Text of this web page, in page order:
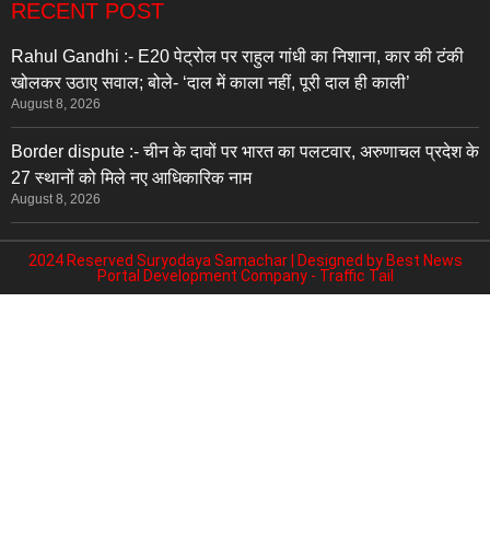
RECENT POST
Rahul Gandhi :- E20 पेट्रोल पर राहुल गांधी का निशाना, कार की टंकी
खोलकर उठाए सवाल; बोले- ‘दाल में काला नहीं, पूरी दाल ही काली’
August 8, 2026
Border dispute :- चीन के दावों पर भारत का पलटवार, अरुणाचल प्रदेश के
27 स्थानों को मिले नए आधिकारिक नाम
August 8, 2026
2024 Reserved Suryodaya Samachar | Designed by Best News
Portal Development Company- Traffic Tail